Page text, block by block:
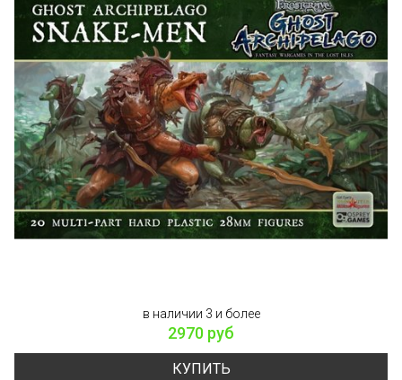
в наличии 3 и более
2970 руб
КУПИТЬ